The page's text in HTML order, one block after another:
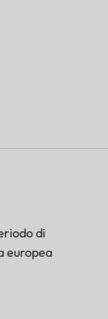
di
europea